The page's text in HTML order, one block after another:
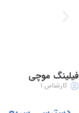
فیلینگ موچی
کارشناس 1